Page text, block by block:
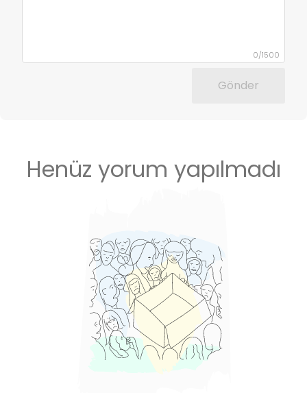
0/1500
Gönder
Henüz yorum yapılmadı